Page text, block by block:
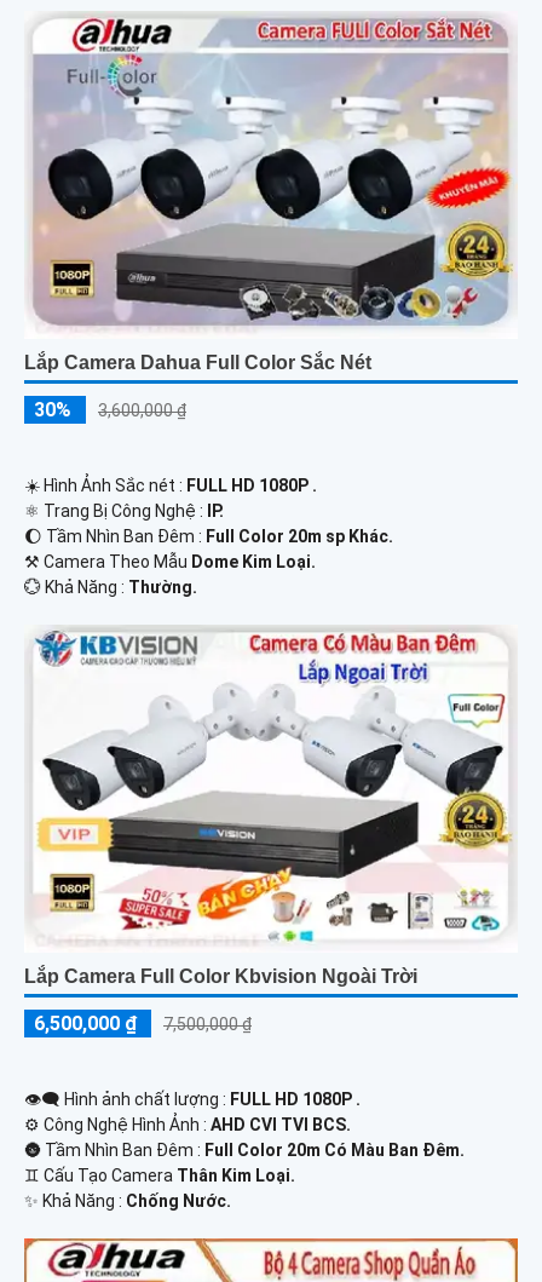
Lắp Camera Dahua Full Color Sắc Nét
30% 3,600,000 ₫
☀️ Hình Ảnh Sắc nét : FULL HD 1080P .
⚛️ Trang Bị Công Nghệ :
IP.
🌔 Tầm Nhìn Ban Đêm : Full Color 20m sp Khác.
⚒ Camera Theo Mẫu Dome Kim Loại.
️💮 Khả Năng : Thường.
Lắp Camera Full Color Kbvision Ngoài Trời
6,500,000 ₫ 7,500,000 ₫
👁️‍🗨 Hình ảnh chất lượng : FULL HD 1080P .
⚙ Công Nghệ Hình Ảnh : AHD CVI TVI BCS.
🌚 Tầm Nhìn Ban Đêm : Full Color 20m Có Màu Ban Đêm.
♊ Cấu Tạo Camera Thân Kim Loại.
️✨ Khả Năng : Chống Nước.